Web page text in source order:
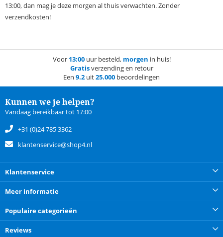
13:00, dan mag je deze morgen al thuis verwachten. Zonder
verzendkosten!
Voor 13:00uur besteld, morgen in huis!
Gratisverzending en retour
Een 9.2 uit25.000 beoordelingen
Kunnen we je helpen?
Vandaag bereikbaar tot 17:00
+31 (0)24 785 3362
klantenservice@shop4.nl
Klantenservice
Meer informatie
Populaire categorieën
Reviews